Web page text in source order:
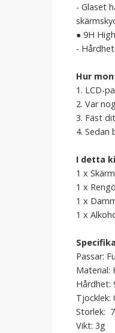
- Glaset
● 9H
-
Hur
1. LCD-
2. Var
3. Fäst
4.
I detta
1 x
1 x
1 x
1 x
Passar:
Material:
Hårdhet:
Tjocklek:
Storlek:
Vikt: 3g